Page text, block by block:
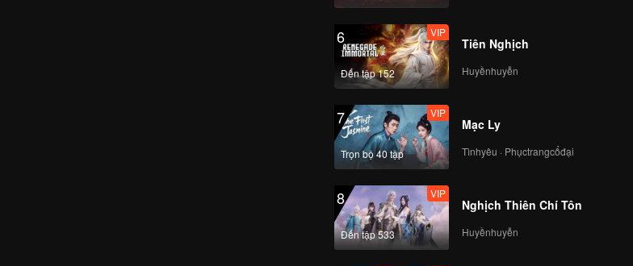
6
Đến tập 152
VIP
Tiên Nghịch
Huyềnhuyễn
7
Trọn bộ 40 tập
VIP
Mạc Ly
Tìnhyêu · Phụctrangcổđại
8
Đến tập 533
VIP
Nghịch Thiên Chí Tôn
Huyềnhuyễn